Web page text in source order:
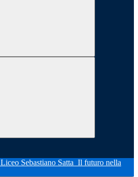
Liceo Sebastiano Satta Il futuro nella